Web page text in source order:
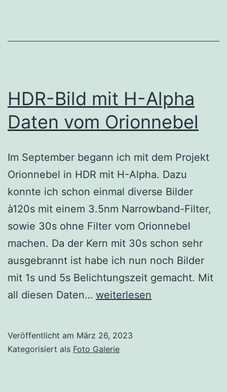
HDR-Bild mit H-Alpha
Daten vom Orionnebel
Im September begann ich mit dem Projekt
Orionnebel in HDR mit H-Alpha. Dazu
konnte ich schon einmal diverse Bilder
à120s mit einem 3.5nm Narrowband-Filter,
sowie 30s ohne Filter vom Orionnebel
machen. Da der Kern mit 30s schon sehr
ausgebrannt ist habe ich nun noch Bilder
mit 1s und 5s Belichtungszeit gemacht. Mit
all diesen Daten… HDR-
H-
weiterlesen
Veröffentlicht am März 26, 2023
Kategorisiert als Foto Galerie